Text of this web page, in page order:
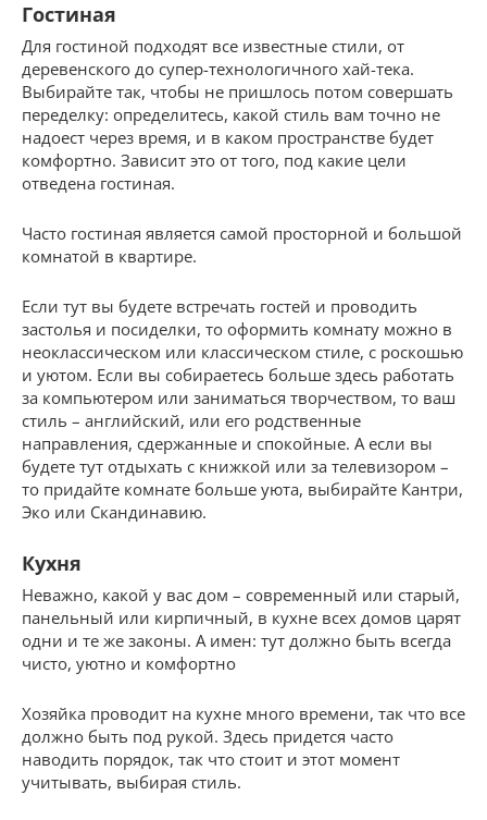
Гостиная
Для гостиной подходят все известные стили, от
деревенского до супер-технологичного хай-тека.
Выбирайте так, чтобы не пришлось потом совершать
переделку: определитесь, какой стиль вам точно не
надоест через время, и в каком пространстве будет
комфортно. Зависит это от того, под какие цели
отведена гостиная.
Часто гостиная является самой просторной и большой
комнатой в квартире.
Если тут вы будете встречать гостей и проводить
застолья и посиделки, то оформить комнату можно в
неоклассическом или классическом стиле, с роскошью
и уютом. Если вы собираетесь больше здесь работать
за компьютером или заниматься творчеством, то ваш
стиль – английский, или его родственные
направления, сдержанные и спокойные. А если вы
будете тут отдыхать с книжкой или за телевизором –
то придайте комнате больше уюта, выбирайте Кантри,
Эко или Скандинавию.
Кухня
Неважно, какой у вас дом – современный или старый,
панельный или кирпичный, в кухне всех домов царят
одни и те же законы. А имен: тут должно быть всегда
чисто, уютно и комфортно
Хозяйка проводит на кухне много времени, так что все
должно быть под рукой. Здесь придется часто
наводить порядок, так что стоит и этот момент
учитывать, выбирая стиль.